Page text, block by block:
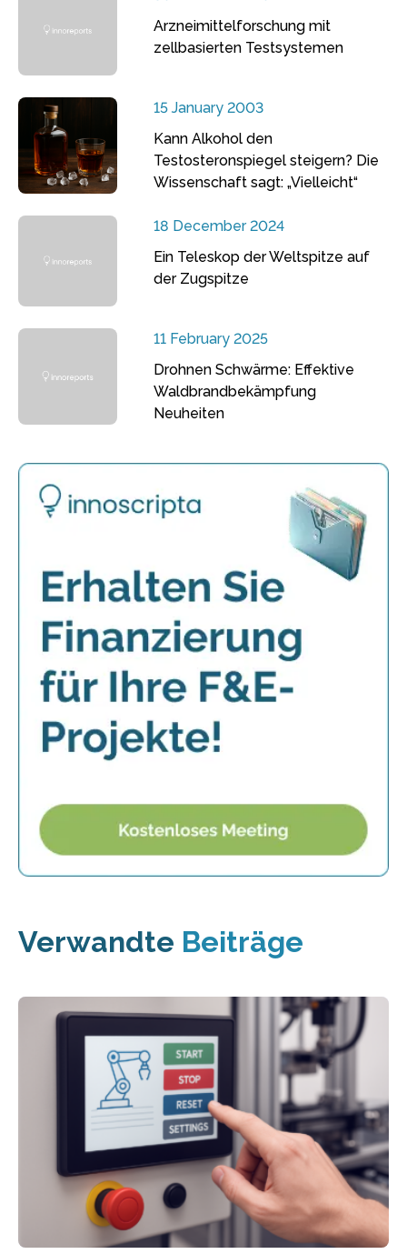
Arzneimittelforschung mit
zellbasierten Testsystemen
15 January 2003
Kann Alkohol den
Testosteronspiegel steigern? Die
Wissenschaft sagt: „Vielleicht“
18 December 2024
Ein Teleskop der Weltspitze auf
der Zugspitze
11 February 2025
Drohnen Schwärme: Effektive
Waldbrandbekämpfung
Neuheiten
Verwandte Beiträge